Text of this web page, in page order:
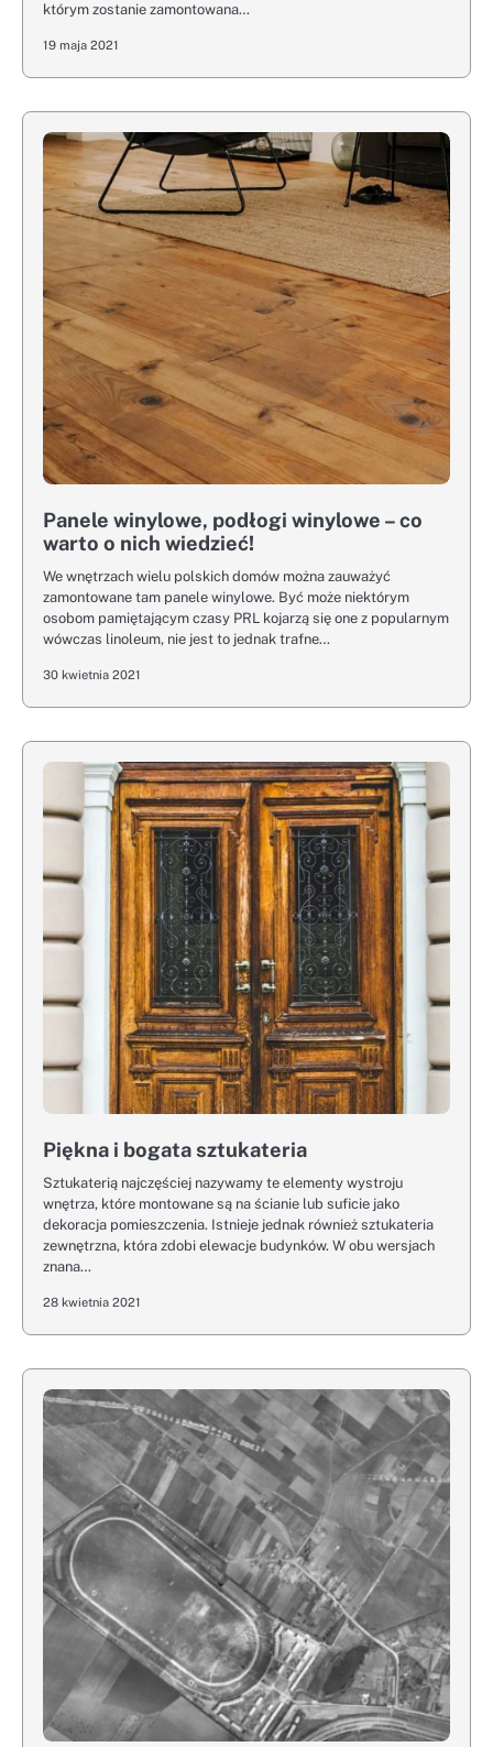
którym zostanie zamontowana…
19 maja 2021
Panele winylowe, podłogi winylowe – co
warto o nich wiedzieć!
We wnętrzach wielu polskich domów można zauważyć
zamontowane tam panele winylowe. Być może niektórym
osobom pamiętającym czasy PRL kojarzą się one z popularnym
wówczas linoleum, nie jest to jednak trafne…
30 kwietnia 2021
Piękna i bogata sztukateria
Sztukaterią najczęściej nazywamy te elementy wystroju
wnętrza, które montowane są na ścianie lub suficie jako
dekoracja pomieszczenia. Istnieje jednak również sztukateria
zewnętrzna, która zdobi elewacje budynków. W obu wersjach
znana…
28 kwietnia 2021